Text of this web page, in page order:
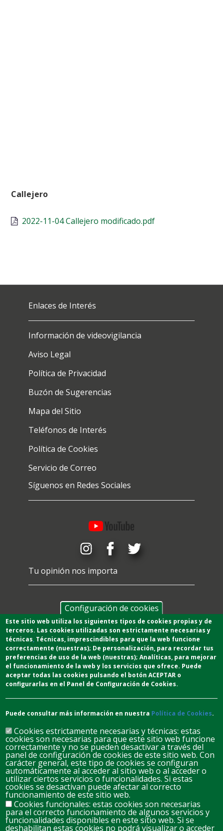
Callejero
2022-11-04 Callejero modificado.pdf
Enlaces de Interés
Información de videovigilancia
Aviso Legal
Política de Privacidad
Buzón de Sugerencias
Mapa del Sitio
Teléfonos de Interés
Política de Cookies
Servicio de Correo
Síguenos en Redes Sociales
Tu opinión nos importa
D L M M J V S
26 27 28 29 30 31
2 3 4 5 6 7 8
Configuración de cookies
Este sitio web utiliza los siguientes tipos de cookies propias y de
terceros. Las cookies utilizadas son estrictamente necesarias y
técnicas, Técnicas, imprescindibles para que la web funcione
correctamente (nuestras); De personalización, para recordar tus
preferencias de uso de la web (nuestras);Analíticas, para mejorar
el funcionamiento de la web y los servicios que ofrece. Puede
aceptar todas las cookies pulsando el botón ACEPTAR o
configurarlas en el Panel de Configuración de Cookies.
Puede consultar más información en nuestra Política de Cookies.
Cookies estrictamente necesarias y técnicas: estas
cookies son necesarias para que este sitio web funcione
correctamente y no se pueden desactivar a través del
panel de configuración de cookies de este sitio web. Con
carácter general, este tipo de cookies se configuran
automáticamente al acceder al sitio web o al acceder o
utilizar ciertos servicios o funcionalidades. Si estas
cookies se desactivan puede afectar al correcto
funcionamiento de este sitio web.
Cookies funcionales: estas cookies son necesarias
para el correcto funcionamiento de algunos servicios y
funcionalidades disponibles en este sitio web. Si se
deshabilitan estas cookies no podrá visualizar o acceder